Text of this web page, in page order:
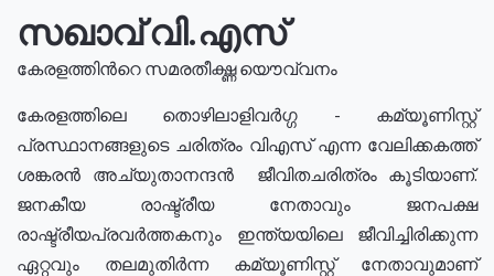
സഖാവ് വി.എസ്
കേരളത്തിൻറെ സമരതീക്ഷ്ണ യൌവ്വനം
കേരളത്തിലെ തൊഴിലാളിവർഗ്ഗ - കമ്യൂണിസ്റ്റ്
പ്രസ്ഥാനങ്ങളുടെ ചരിത്രം വിഎസ് എന്ന വേലിക്കകത്ത്
ശങ്കരൻ അച്യുതാനന്ദൻ ജീവിതചരിത്രം കൂടിയാണ്.
ജനകീയ രാഷ്ട്രീയ നേതാവും ജനപക്ഷ
രാഷ്ട്രീയപ്രവർത്തകനും ഇന്ത്യയിലെ ജീവിച്ചിരിക്കുന്ന
ഏറ്റവും തലമുതിർന്ന കമ്യൂണിസ്റ്റ് നേതാവുമാണ്